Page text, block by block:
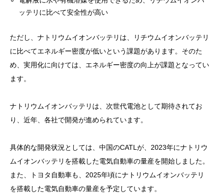
ッテリに比べて安全性が高い
ただし、ナトリウムイオンバッテリは、リチウムイオンバッテリ
に比べてエネルギー密度が低いという課題があります。そのた
め、実用化に向けては、エネルギー密度の向上が課題となってい
ます。
ナトリウムイオンバッテリは、次世代電池として期待されてお
り、近年、各社で開発が進められています。
具体的な開発状況としては、中国のCATLが、2023年にナトリウ
ムイオンバッテリを搭載した電気自動車の量産を開始しました。
また、トヨタ自動車も、2025年頃にナトリウムイオンバッテリ
を搭載した電気自動車の量産を予定しています。